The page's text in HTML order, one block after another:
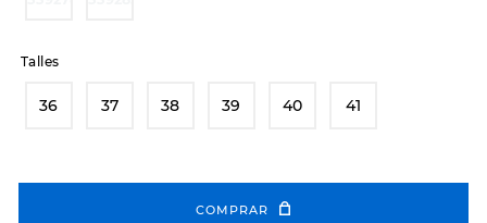
Talles
36 37 38 39 40 41
COMPRAR